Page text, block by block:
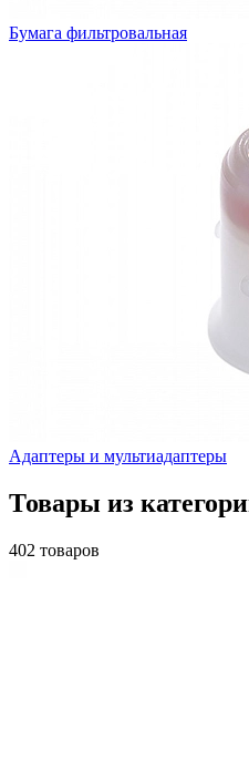
Бумага фильтровальная
Адаптеры и мультиадаптеры
Товары из
402 товаров